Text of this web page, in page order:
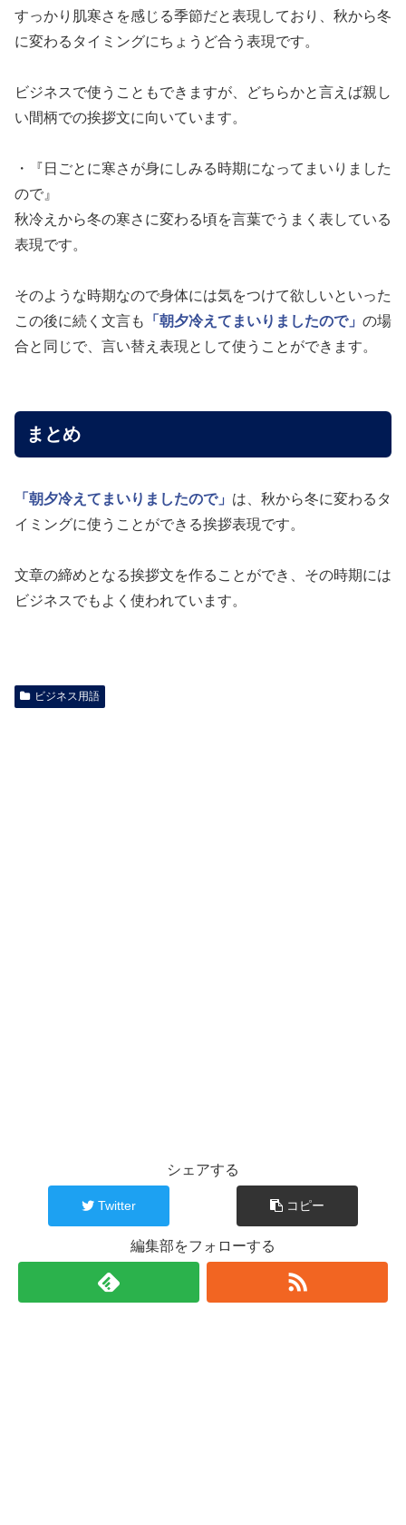
すっかり肌寒さを感じる季節だと表現しており、秋から冬
に変わるタイミングにちょうど合う表現です。
ビジネスで使うこともできますが、どちらかと言えば親し
い間柄での挨拶文に向いています。
・『日ごとに寒さが身にしみる時期になってまいりました
ので』
秋冷えから冬の寒さに変わる頃を言葉でうまく表している
表現です。
そのような時期なので身体には気をつけて欲しいといった
この後に続く文言も
「朝夕冷えてまいりましたので」 の場
合と同じで、言い替え表現として使うことができます。
まとめ
「朝夕冷えてまいりましたので」 は、秋から冬に変わるタ
イミングに使うことができる挨拶表現です。
文章の締めとなる挨拶文を作ることができ、その時期には
ビジネスでもよく使われています。
ビジネス用語
シェアする
Twitter コピー
編集部をフォローする